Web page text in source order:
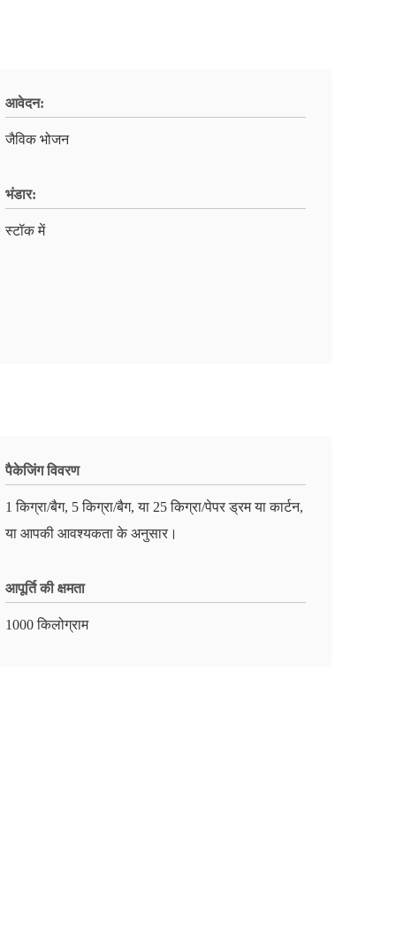
आवेदन:
जैविक भोजन
भंडार:
स्टॉक में
पैकेजिंग विवरण
1 किग्रा/बैग, 5 किग्रा/बैग, या 25 किग्रा/पेपर ड्रम या कार्टन,
या आपकी आवश्यकता के अनुसार।
आपूर्ति की क्षमता
1000 किलोग्राम